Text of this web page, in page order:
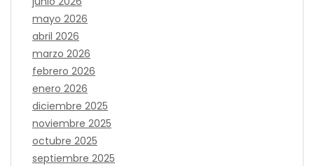
mayo 2026
abril 2026
marzo 2026
febrero 2026
enero 2026
diciembre 2025
noviembre 2025
octubre 2025
septiembre 2025